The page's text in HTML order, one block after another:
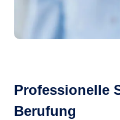
Professionelle
Berufung